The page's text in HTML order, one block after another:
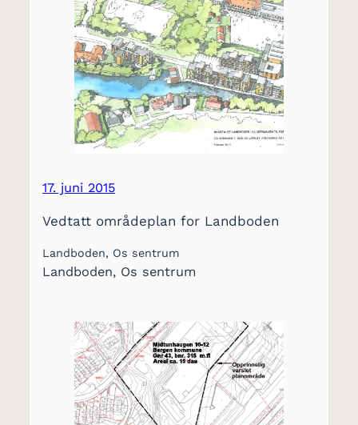
17. juni 2015
Vedtatt områdeplan for Landboden
Landboden, Os sentrum
Landboden, Os sentrum